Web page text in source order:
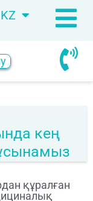
KZ
RU
кең
құралған